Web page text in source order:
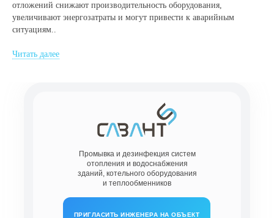
отложений снижают производительность оборудования,
увеличивают энергозатраты и могут привести к аварийным
ситуациям..
Читать далее
Промывка и дезинфекция систем
отопления и водоснабжения
зданий, котельного оборудования
и теплообменников
ПРИГЛАСИТЬ ИНЖЕНЕРА НА ОБЪЕКТ